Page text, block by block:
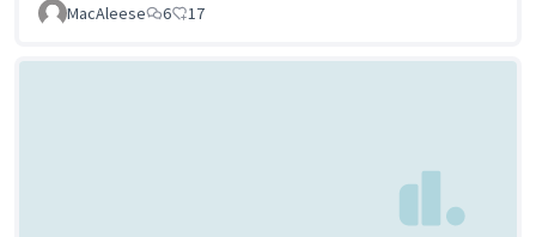
MacAleese 6 17